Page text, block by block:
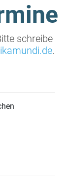
schreibe
.